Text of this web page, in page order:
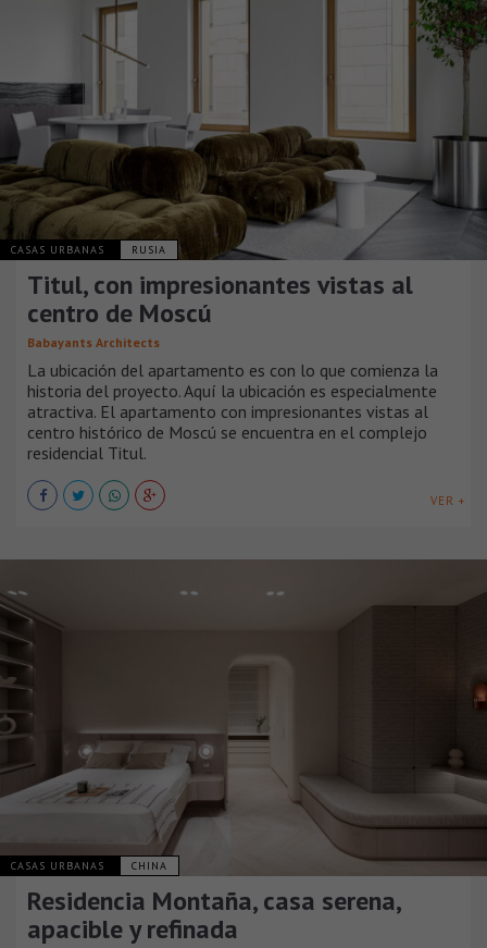
CASAS URBANAS RUSIA
Titul, con impresionantes vistas al
centro de Moscú
Babayants Architects
La ubicación del apartamento es con lo que comienza la
historia del proyecto. Aquí la ubicación es especialmente
atractiva. El apartamento con impresionantes vistas al
centro histórico de Moscú se encuentra en el complejo
residencial Titul.
VER +
CASAS URBANAS CHINA
Residencia Montaña, casa serena,
apacible y refinada